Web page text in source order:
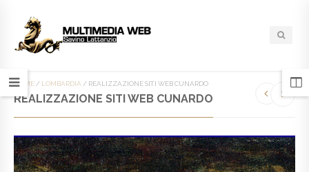
HOME / LOMBARDIA / REALIZZAZIONE SITI WEB CUNARDO
REALIZZAZIONE SITI WEB CUNARDO